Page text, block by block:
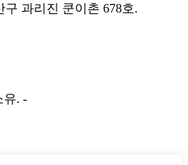
과리진 쿤이촌 678호.
유. -